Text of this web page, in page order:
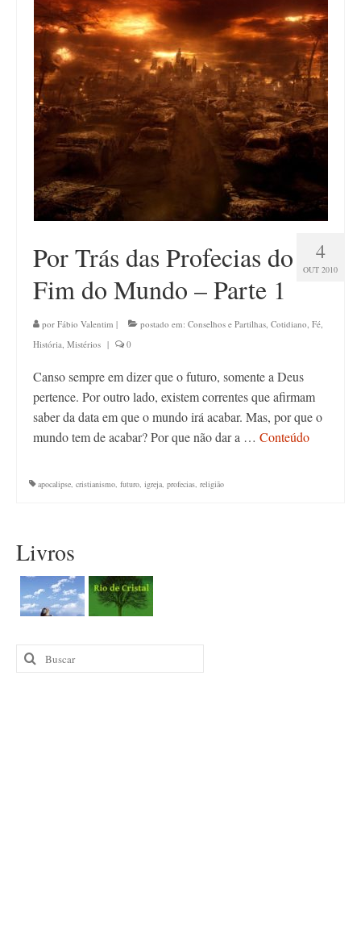
4
OUT 2010
Por Trás das Profecias do
Fim do Mundo – Parte 1
por Fábio Valentim | postado em: Conselhos e Partilhas, Cotidiano, Fé,
História, Mistérios | 0
Canso sempre em dizer que o futuro, somente a Deus
pertence. Por outro lado, existem correntes que afirmam
saber da data em que o mundo irá acabar. Mas, por que o
mundo tem de acabar? Por que não dar a … Conteúdo
apocalipse, cristianismo, futuro, igreja, profecias, religião
Livros
Buscar
por: